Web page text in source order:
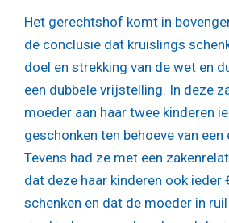
Het gerechtshof komt in
de conclusie dat kruislings
doel en strekking van de wet en
een dubbele vrijstelling. In deze
moeder aan haar twee kinderen
geschonken ten behoeve van een
Tevens had ze met een
dat deze haar kinderen ook ieder
schenken en dat de moeder in